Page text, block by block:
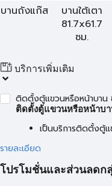
บานถังแก๊ส
บานใต้เตา
81.7x61.7
ซม.
บริการเพิ่มเติม
ติดตั้งตู้แขวนหรือหน้าบา
ติดตั้งตู้แขวนหรือหน้าบ
เป็นบริการติดตั้งตู้
รายละเอียด
โปรโมชั่นและส่วนลดก